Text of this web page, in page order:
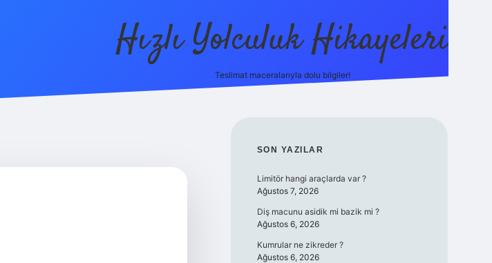
Hızlı Yolculuk Hikayeleri
Teslimat maceralarıyla dolu bilgiler!
SIDEBAR
SON YAZILAR
Limitör hangi araçlarda var ?
Ağustos 7, 2026
Diş macunu asidik mi bazik mi ?
Ağustos 6, 2026
Kumrular ne zikreder ?
Ağustos 6, 2026